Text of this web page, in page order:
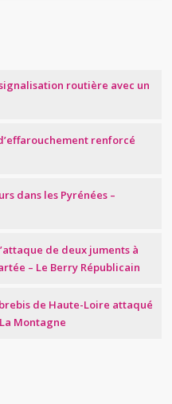
routière avec un
renforcé
dans les Pyrénées –
de deux juments à
– Le Berry Républicain
de Haute-Loire attaqué
Montagne